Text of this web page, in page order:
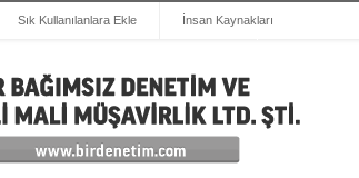
Sık Kullanılanlara Ekle İnsan Kaynakları